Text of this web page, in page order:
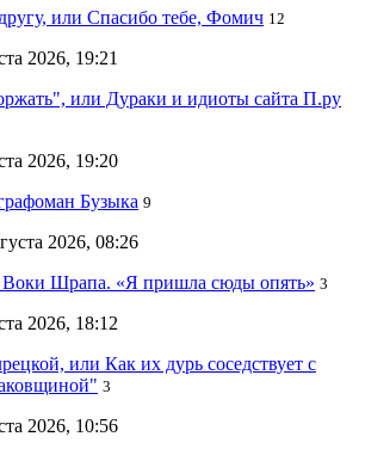
или Спасибо тебе, Фомич 12
2026, 19:21
или Дураки и идиоты сайта П.ру
2026, 19:20
Бузыка 9
2026, 08:26
Воки Шрапа. «Я пришла сюды опять» 3
2026, 18:12
или Как их дурь соседствует с
3
2026, 10:56